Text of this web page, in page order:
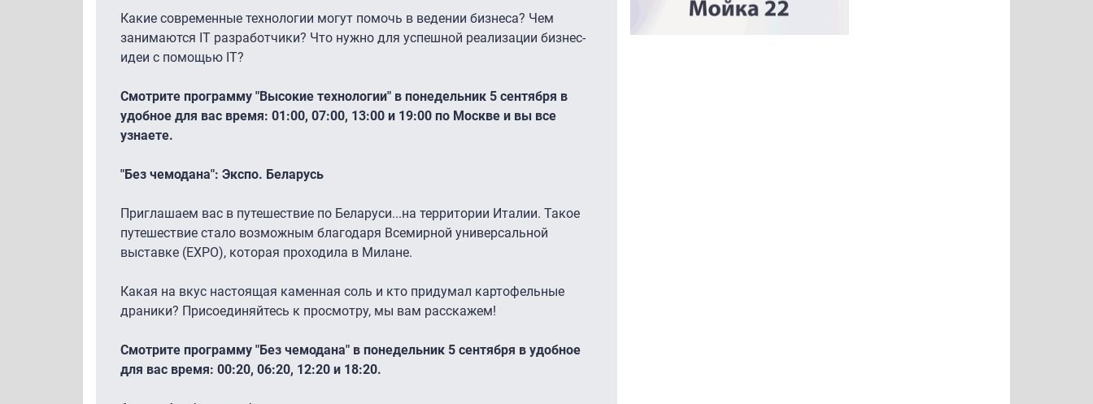
Какие современные технологии могут помочь в ведении бизнеса? Чем
занимаются IT разработчики? Что нужно для успешной реализации бизнес-
идеи с помощью IT?
Смотрите программу "Высокие технологии" в понедельник 5 сентября в
удобное для вас время: 01:00, 07:00, 13:00 и 19:00 по Москве и вы все
узнаете.
"Без чемодана": Экспо. Беларусь
Приглашаем вас в путешествие по Беларуси...на территории Италии. Такое
путешествие стало возможным благодаря Всемирной универсальной
выставке (EXPO), которая проходила в Милане.
Какая на вкус настоящая каменная соль и кто придумал картофельные
драники? Присоединяйтесь к просмотру, мы вам расскажем!
Смотрите программу "Без чемодана" в понедельник 5 сентября в удобное
для вас время: 00:20, 06:20, 12:20 и 18:20.